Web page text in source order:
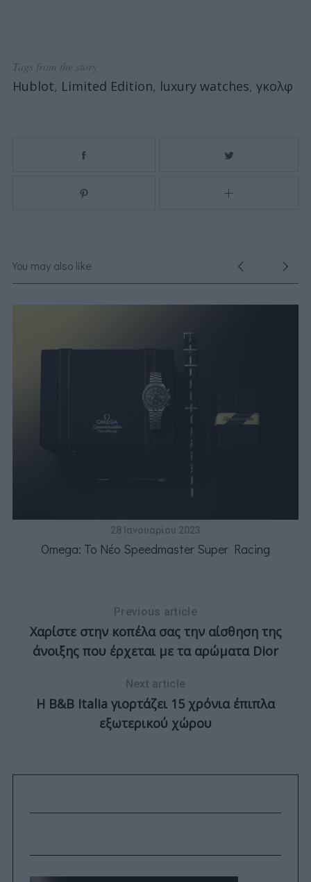
Tags from the story
Hublot, Limited Edition, luxury watches, γκολφ
You may also like
28 Ιανουαρίου 2023
Omega: Το Νέο Speedmaster Super Racing
Previous article
Χαρίστε στην κοπέλα σας την αίσθηση της
άνοιξης που έρχεται με τα αρώματα Dior
Next article
Η B&B Italia γιορτάζει 15 χρόνια έπιπλα
εξωτερικού χώρου